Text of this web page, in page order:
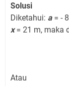
Solusi
Diketahui: a= -
x= 21 m, maka
0
Atau